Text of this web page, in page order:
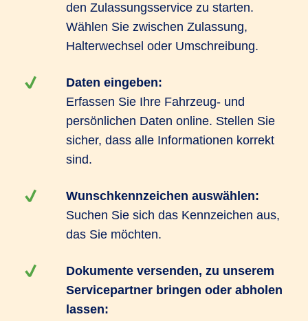
den Zulassungsservice zu starten.
Wählen Sie zwischen Zulassung,
Halterwechsel oder Umschreibung.
Daten eingeben:
Erfassen Sie Ihre Fahrzeug- und
persönlichen Daten online. Stellen Sie
sicher, dass alle Informationen korrekt
sind.
Wunschkennzeichen auswählen:
Suchen Sie sich das Kennzeichen aus,
das Sie möchten.
Dokumente versenden, zu unserem
Servicepartner bringen oder abholen
lassen: